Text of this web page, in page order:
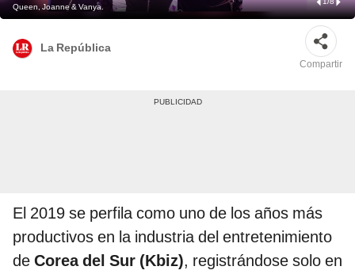
Queen, Joanne & Vanya.
La República
Compartir
El 2019 se perfila como uno de los años más
productivos en la industria del entretenimiento
de Corea del Sur (Kbiz), registrándose solo en